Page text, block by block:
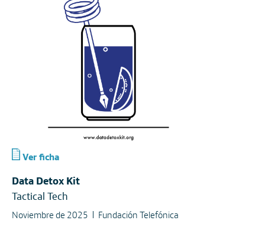
Ver ficha
Data Detox Kit
Tactical Tech
Noviembre de 2025
Fundación Telefónica